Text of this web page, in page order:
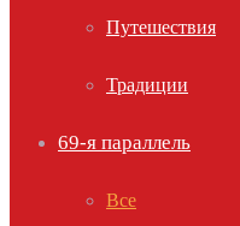
Путешествия
Традиции
69-я параллель
Все